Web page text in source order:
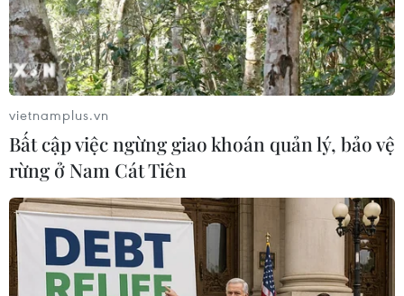
Ban Giám đốc Công an thành phố Hà Nội chứng kiến Lễ ký bản
cam kết thực hiện cao điểm của các Trưởng Công an các quận,
huyện, thị xã. (Ảnh: Phạm Kiên/TTXVN)
vietnamplus.vn
Bất cập việc ngừng giao khoán quản lý, bảo vệ
rừng ở Nam Cát Tiên